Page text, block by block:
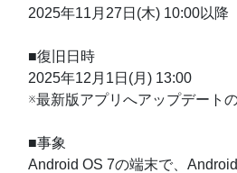
2025年11月27日(木) 10:00以降
■復旧日時
2025年12月1日(月) 13:00
※最新版アプリへアップデート
■事象
Android OS 7の端末で、